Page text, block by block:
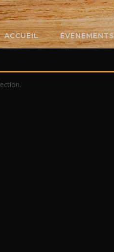
ACCUEIL ÉVÉNEMENTS